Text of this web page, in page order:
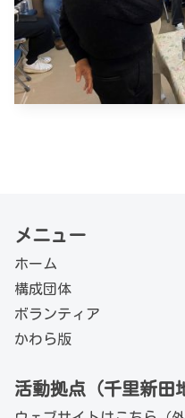
メニュー
ホーム
構成団体
ボランティア
かわら版
活動拠点（千里新田